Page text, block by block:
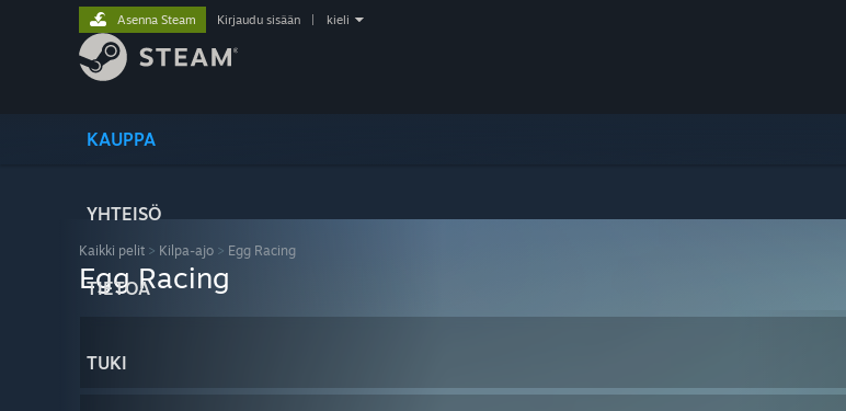
KAUPPA
YHTEISÖ
TIETOA
TUKI
Asenna Steam Kirjaudu sisään kieli
Kaikki pelit > Kilpa-ajo > Egg Racing
Egg Racing